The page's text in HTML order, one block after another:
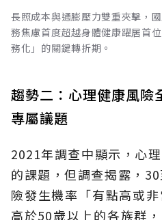
長照成本與通膨壓力雙重夾擊，
務焦慮首度超越身體健康躍居首
務化」的關鍵轉折期。
趨勢二：心理健康風險
專屬議題
2021年調查中顯示，心
的課題，但調查揭露，
險發生機率「有點高或
高於50歲以上的各族群